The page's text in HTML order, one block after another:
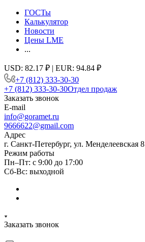
ГОСТы
Калькулятор
Новости
Цены LME
...
USD: 82.17 ₽ | EUR: 94.84 ₽
+7 (812) 333-30-30
+7 (812) 333-30-30Отдел продаж
Заказать звонок
E-mail
info@goramet.ru
9666622@gmail.com
Адрес
г. Санкт-Петербург, ул. Менделеевская 8
Режим работы
Пн–Пт: с 9:00 до 17:00
Сб-Вс: выходной
Заказать звонок